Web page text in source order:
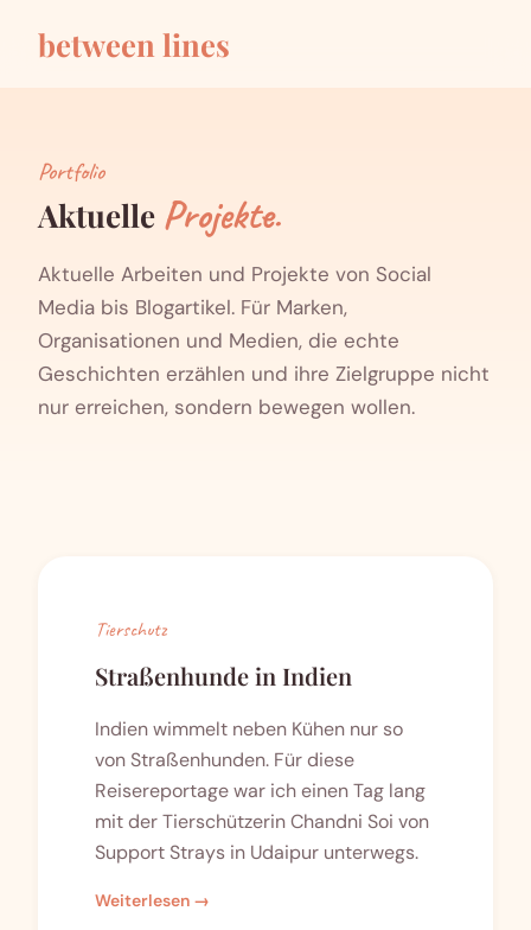
between lines
Portfolio
Aktuelle Projekte.
Aktuelle Arbeiten und Projekte von Social
Media bis Blogartikel. Für Marken,
Organisationen und Medien, die echte
Geschichten erzählen und ihre Zielgruppe nicht
nur erreichen, sondern bewegen wollen.
Tierschutz
Straßenhunde in Indien
Indien wimmelt neben Kühen nur so
von Straßenhunden. Für diese
Reisereportage war ich einen Tag lang
mit der Tierschützerin Chandni Soi von
Support Strays in Udaipur unterwegs.
Weiterlesen →